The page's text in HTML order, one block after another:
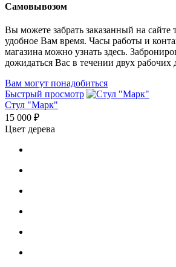
Самовывозом
Вы можете забрать заказанный на сайте
удобное Вам время. Часы работы и
магазина можно узнать здесь.
дожидаться Вас в течении двух рабочих
Вам могут понадобиться
Быстрый просмотр
Стул "Марк"
15 000 ₽
Цвет дерева